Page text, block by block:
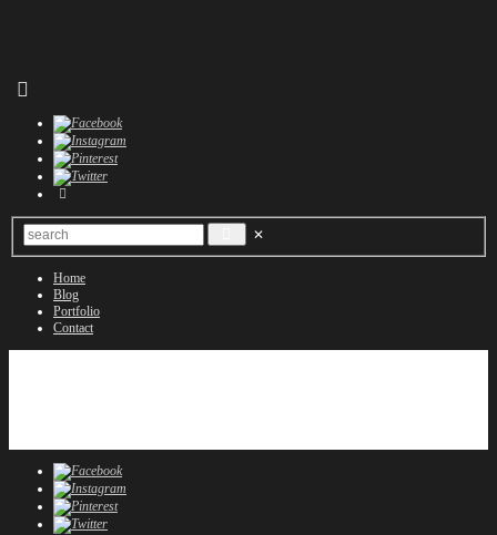
Home
Blog
Portfolio
Contact